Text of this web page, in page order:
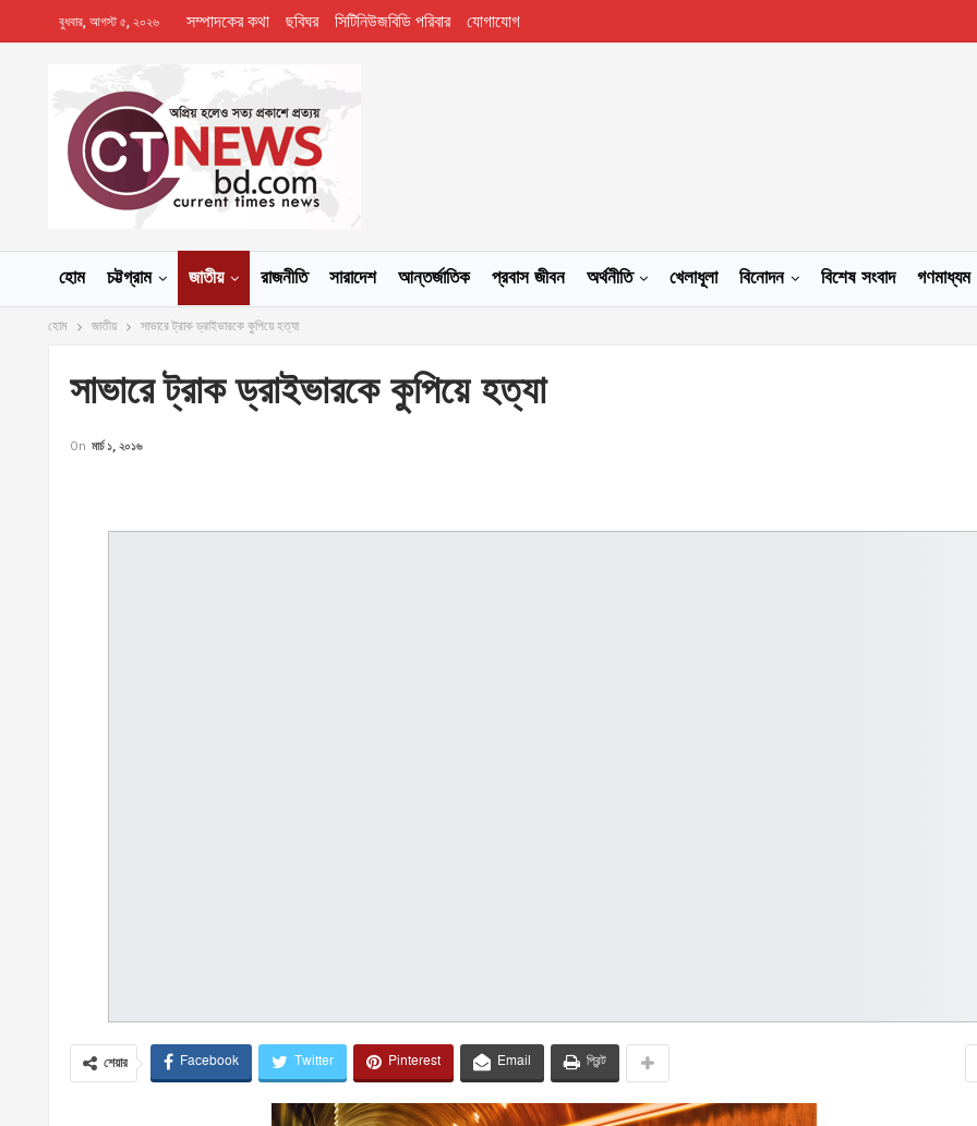
বুধবার, আগস্ট ৫, ২০২৬ সম্পাদকের কথা ছবিঘর সিটিনিউজবিডি পরিবার যোগাযোগ
হোম চট্টগ্রাম জাতীয় রাজনীতি সারাদেশ আন্তর্জাতিক প্রবাস জীবন অর্থনীতি খেলাধূলা বিনোদন বিশেষ সংবাদ গণমাধ্যম
হোম জাতীয় সাভারে ট্রাক ড্রাইভারকে কুপিয়ে হত্যা
সাভারে ট্রাক ড্রাইভারকে কুপিয়ে হত্যা
On মার্চ ১, ২০১৬
শেয়ার Facebook Twitter Pinterest Email প্রিন্ট